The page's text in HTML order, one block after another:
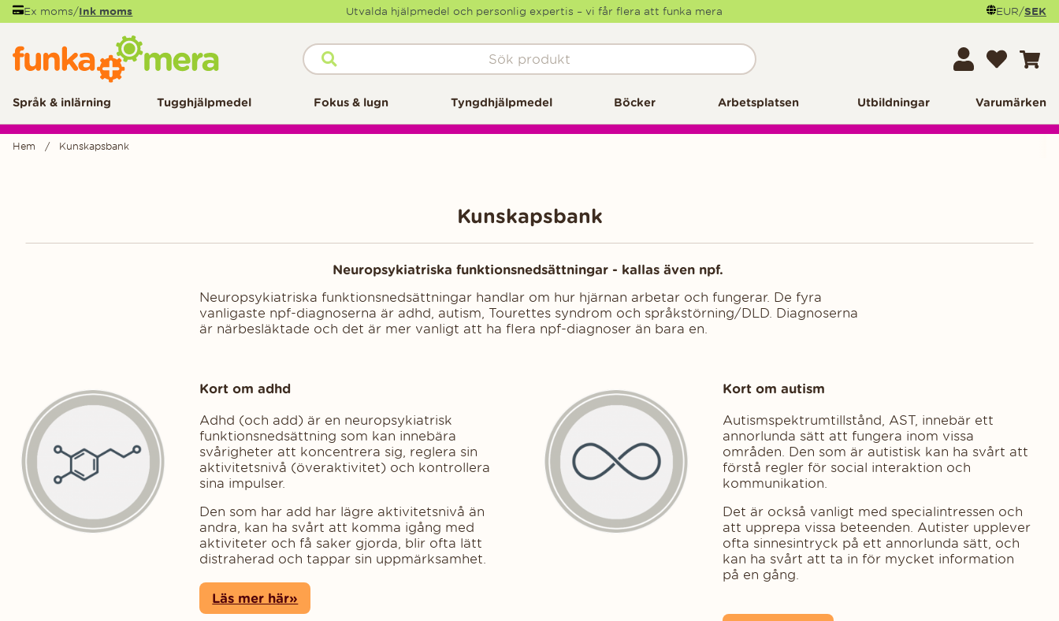
Ex moms/Ink moms Utvalda hjälpmedel och personlig expertis – vi får flera att funka mera EUR/SEK
Språk & inlärning Tugghjälpmedel Fokus & lugn Tyngdhjälpmedel Böcker Arbetsplatsen Utbildningar Varumärken
Hem Kunskapsbank
Kunskapsbank
Neuropsykiatriska funktionsnedsättningar - kallas även npf.
Neuropsykiatriska funktionsnedsättningar handlar om hur hjärnan arbetar och fungerar. De fyra
vanligaste npf-diagnoserna är adhd, autism, Tourettes syndrom och språkstörning/DLD. Diagnoserna
är närbesläktade och det är mer vanligt att ha flera npf-diagnoser än bara en.
Kort om adhd
Adhd (och add) är en neuropsykiatrisk
funktionsnedsättning som kan innebära
svårigheter att koncentrera sig, reglera sin
aktivitetsnivå (överaktivitet) och kontrollera
sina impulser.
Den som har add har lägre aktivitetsnivå än
andra, kan ha svårt att komma igång med
aktiviteter och få saker gjorda, blir ofta lätt
distraherad och tappar sin uppmärksamhet.
Läs mer här»
Kort om autism
Autismspektrumtillstånd, AST, innebär ett
annorlunda sätt att fungera inom vissa
områden. Den som är autistisk kan ha svårt att
förstå regler för social interaktion och
kommunikation.
Det är också vanligt med specialintressen och
att upprepa vissa beteenden. Autister upplever
ofta sinnesintryck på ett annorlunda sätt, och
kan ha svårt att ta in för mycket information
på en gång.